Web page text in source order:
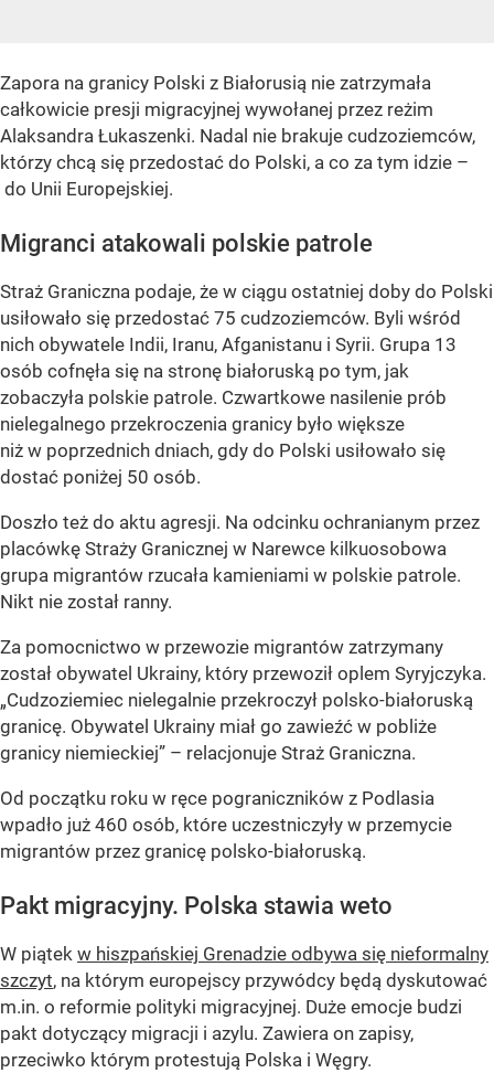
Zapora na granicy Polski z Białorusią nie zatrzymała
całkowicie presji migracyjnej wywołanej przez reżim
Alaksandra Łukaszenki. Nadal nie brakuje cudzoziemców,
którzy chcą się przedostać do Polski, a co za tym idzie –
do Unii Europejskiej.
Migranci atakowali polskie patrole
Straż Graniczna podaje, że w ciągu ostatniej doby do Polski
usiłowało się przedostać 75 cudzoziemców. Byli wśród
nich obywatele Indii, Iranu, Afganistanu i Syrii. Grupa 13
osób cofnęła się na stronę białoruską po tym, jak
zobaczyła polskie patrole. Czwartkowe nasilenie prób
nielegalnego przekroczenia granicy było większe
niż w poprzednich dniach, gdy do Polski usiłowało się
dostać poniżej 50 osób.
Doszło też do aktu agresji. Na odcinku ochranianym przez
placówkę Straży Granicznej w Narewce kilkuosobowa
grupa migrantów rzucała kamieniami w polskie patrole.
Nikt nie został ranny.
Za pomocnictwo w przewozie migrantów zatrzymany
został obywatel Ukrainy, który przewoził oplem Syryjczyka.
„Cudzoziemiec nielegalnie przekroczył polsko-białoruską
granicę. Obywatel Ukrainy miał go zawieźć w pobliże
granicy niemieckiej” – relacjonuje Straż Graniczna.
Od początku roku w ręce pograniczników z Podlasia
wpadło już 460 osób, które uczestniczyły w przemycie
migrantów przez granicę polsko-białoruską.
Pakt migracyjny. Polska stawia weto
W piątek w hiszpańskiej Grenadzie odbywa się nieformalny
szczyt, na którym europejscy przywódcy będą dyskutować
m.in. o reformie polityki migracyjnej. Duże emocje budzi
pakt dotyczący migracji i azylu. Zawiera on zapisy,
przeciwko którym protestują Polska i Węgry.